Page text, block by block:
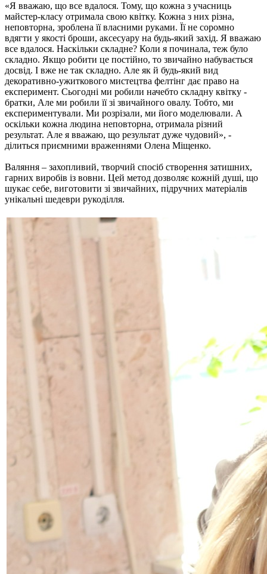
«Я вважаю, що все вдалося. Тому, що кожна з учасниць
майстер-класу отримала свою квітку. Кожна з них різна,
неповторна, зроблена її власними руками. Її не соромно
вдягти у якості броши, аксесуару на будь-який захід. Я вважаю
все вдалося. Наскільки складне? Коли я починала, теж було
складно. Якщо робити це постійно, то звичайно набувається
досвід. І вже не так складно. Але як й будь-який вид
декоративно-ужиткового мистецтва фелтінг дає право на
експеримент. Сьогодні ми робили начебто складну квітку -
братки, Але ми робили її зі звичайного овалу. Тобто, ми
експериментували. Ми розрізали, ми його моделювали. А
оскільки кожна людина неповторна, отримала різний
результат. Але я вважаю, що результат дуже чудовий», -
ділиться приємними враженнями Олена Міщенко.
Валяння – захопливий, творчий спосіб створення затишних,
гарних виробів із вовни. Цей метод дозволяє кожній душі, що
шукає себе, виготовити зі звичайних, підручних матеріалів
унікальні шедеври рукоділля.